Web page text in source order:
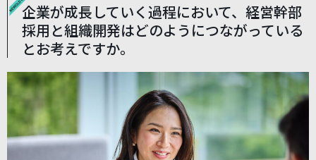
企業が成⻑していく過程において、経営幹部
採⽤と組織開発はどのようにつながっている
とお考えですか。